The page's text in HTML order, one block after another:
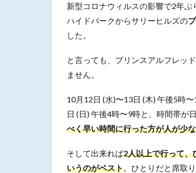
新型コロナウィルスの影響で2年
ハイドパークからサリーヒルズの
した。
と言っても、プリンスアルフレッ
ません。
10月12日 (水)〜13日 (木) 午後5時
日 (日) 午後4時〜9時と、時間帯が
べく早い時間に行った方が人が少
そして出来れば2人以上で行って、
いうのがベスト。ひとりだと席取